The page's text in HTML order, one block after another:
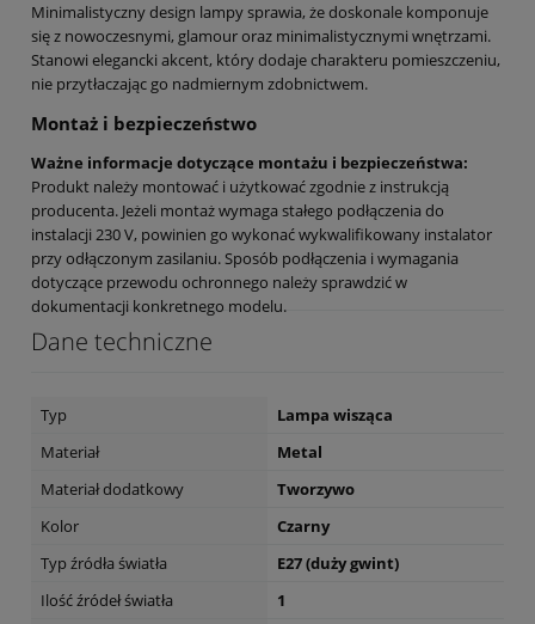
Minimalistyczny design lampy sprawia, że doskonale komponuje
się z nowoczesnymi, glamour oraz minimalistycznymi wnętrzami.
Stanowi elegancki akcent, który dodaje charakteru pomieszczeniu,
nie przytłaczając go nadmiernym zdobnictwem.
Montaż i bezpieczeństwo
Ważne informacje dotyczące montażu i bezpieczeństwa:
Produkt należy montować i użytkować zgodnie z instrukcją
producenta. Jeżeli montaż wymaga stałego podłączenia do
instalacji 230 V, powinien go wykonać wykwalifikowany instalator
przy odłączonym zasilaniu. Sposób podłączenia i wymagania
dotyczące przewodu ochronnego należy sprawdzić w
dokumentacji konkretnego modelu.
Dane techniczne
Typ
Lampa wisząca
Materiał
Metal
Materiał dodatkowy
Tworzywo
Kolor
Czarny
Typ źródła światła
E27 (duży gwint)
Ilość źródeł światła
1